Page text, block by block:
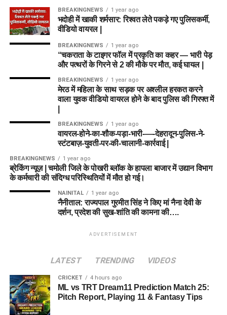
BREAKINGNEWS 1 year ago
भदोही में खाकी शर्मसार: रिश्वत लेते पकड़े गए पुलिसकर्मी,
वीडियो वायरल |
BREAKINGNEWS 1 year ago
“चकराता के टाइगर फॉल में प्रकृति का कहर — भारी पेड़
और पत्थरों के गिरने से 2 की मौके पर मौत, कई घायल |
BREAKINGNEWS 1 year ago
मेरठ में महिला के साथ सड़क पर अश्लील हरकत करने
वाला युवक वीडियो वायरल होने के बाद पुलिस की गिरफ्त में
BREAKINGNEWS 1 year ago
वायरल-होने-का-शौक-पड़ा-भारी-—-देहरादून-पुलिस-ने-
स्टंटबाज़-युवती-पर-की-चालानी-कार्रवाई |
BREAKINGNEWS 1 year ago
ब्रेकिंग न्यूज़ | चमोली जिले के पोखरी ब्लॉक के हापला बाजार में उद्यान विभाग
के कर्मचारी की संदिग्ध परिस्थितियों में मौत हो गई।
NAINITAL 1 year ago
नैनीताल: राज्यपाल गुरमीत सिंह ने किए मां नैना देवी के
दर्शन, प्रदेश की सुख-शांति की कामना की….
ADVERTISEMENT
LATEST TRENDING VIDEOS
CRICKET 4 hours ago
ML vs TRT Dream11 Prediction Match 25:
Pitch Report, Playing 11 & Fantasy Tips